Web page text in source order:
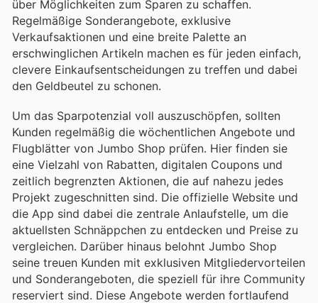
über Möglichkeiten zum Sparen zu schaffen.
Regelmäßige Sonderangebote, exklusive
Verkaufsaktionen und eine breite Palette an
erschwinglichen Artikeln machen es für jeden einfach,
clevere Einkaufsentscheidungen zu treffen und dabei
den Geldbeutel zu schonen.
Um das Sparpotenzial voll auszuschöpfen, sollten
Kunden regelmäßig die wöchentlichen Angebote und
Flugblätter von Jumbo Shop prüfen. Hier finden sie
eine Vielzahl von Rabatten, digitalen Coupons und
zeitlich begrenzten Aktionen, die auf nahezu jedes
Projekt zugeschnitten sind. Die offizielle Website und
die App sind dabei die zentrale Anlaufstelle, um die
aktuellsten Schnäppchen zu entdecken und Preise zu
vergleichen. Darüber hinaus belohnt Jumbo Shop
seine treuen Kunden mit exklusiven Mitgliedervorteilen
und Sonderangeboten, die speziell für ihre Community
reserviert sind. Diese Angebote werden fortlaufend